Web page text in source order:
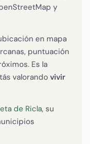
y
en mapa
puntuación
Es la
valorando vivir
de Ricla, su